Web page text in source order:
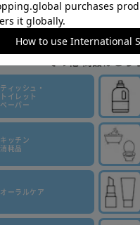
ティッシュ・
トイレット
ペーパー
キッチン
消耗品
オーラルケア